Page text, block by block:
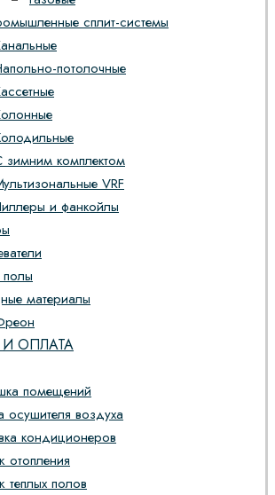
сплит-системы
потолочные
зимним комплектом
VRF
и фанкойлы
полы
материалы
ОПЛАТА
помещений
осушителя воздуха
кондиционеров
отопления
теплых полов